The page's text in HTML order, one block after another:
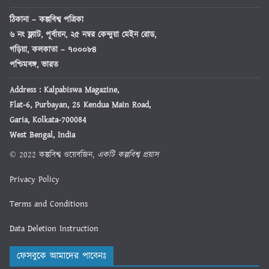
ঠিকানা– কল্পবিশ্ব পত্রিকা
৬ নং ফ্ল্যাট, পূর্বায়ন, ২৫ নম্বর কেন্দুয়া মেইন রোড,
গড়িয়া, কলকাতা – ৭০০০৮৪
পশ্চিমবঙ্গ, ভারত
Address : Kalpabiswa Magazine,
Flat-6, Purbayan, 25 Kendua Main Road,
Garia, Kolkata-700084
West Bengal, India
© 2022 কল্পবিশ্ব ওয়েবজিন, একটি কল্পবিশ্ব প্রয়াস
Privacy Policy
Terms and Conditions
Data Deletion Instruction
ফেসবুকে আমাদের পাবেনঃ